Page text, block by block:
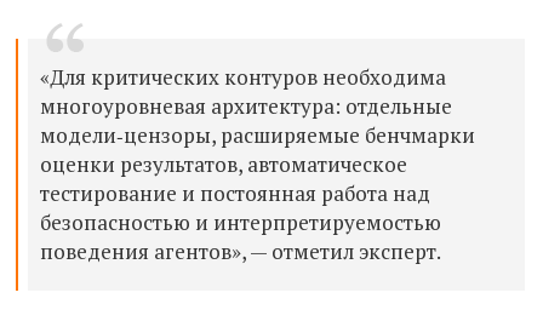
«Для критических контуров необходима
многоуровневая архитектура: отдельные
модели‑цензоры, расширяемые бенчмарки
оценки результатов, автоматическое
тестирование и постоянная работа над
безопасностью и интерпретируемостью
поведения агентов», — отметил эксперт.